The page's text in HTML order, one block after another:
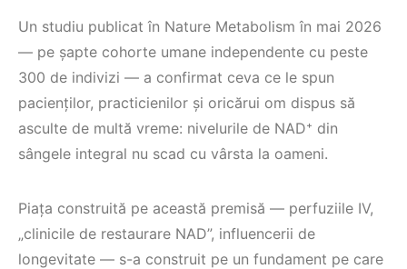
Un studiu publicat în Nature Metabolism în mai 2026
— pe şapte cohorte umane independente cu peste
300 de indivizi — a confirmat ceva ce le spun
pacienților, practicienilor şi oricărui om dispus să
asculte de multă vreme: nivelurile de NAD⁺ din
sângele integral nu scad cu vârsta la oameni.
Piața construită pe această premisă — perfuziile IV,
„clinicile de restaurare NAD”, influencerii de
longevitate — s-a construit pe un fundament pe care